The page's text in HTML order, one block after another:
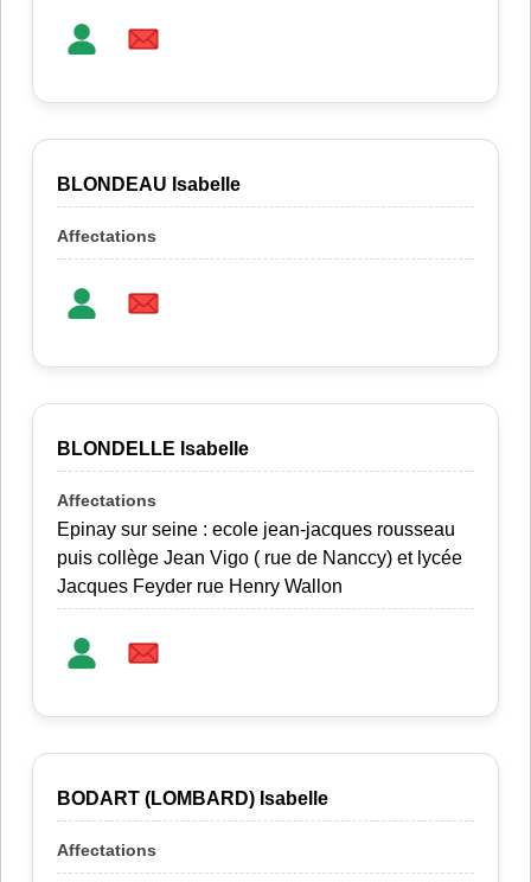
BLONDEAU Isabelle
BLONDELLE Isabelle
Epinay sur seine : ecole jean-jacques rousseau
puis collège Jean Vigo ( rue de Nanccy) et lycée
Jacques Feyder rue Henry Wallon
BODART (LOMBARD) Isabelle